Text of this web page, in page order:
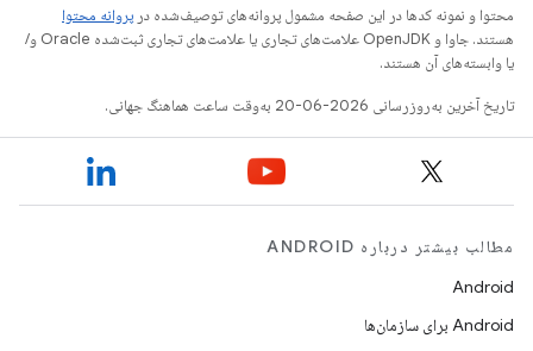
محتوا و نمونه کدها در این صفحه مشمول پروانه‌های توصیف‌شده در پروانه محتوا
هستند. جاوا و OpenJDK علامت‌های تجاری یا علامت‌های تجاری ثبت‌شده Oracle و/
یا وابسته‌های آن هستند.
تاریخ آخرین به‌روزرسانی 2026-06-20 به‌وقت ساعت هماهنگ جهانی.
مطالب بیشتر درباره ANDROID
Android
Android برای سازمان‌ها